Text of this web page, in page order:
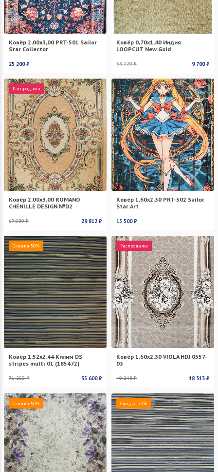
Ковёр 2,00х3,00 PRT-501 Sailor
Star Collector
25 200 ₽
Ковёр 0,70х1,40 Индия
LOOPCUT New Gold
38 220 ₽ 9 700 ₽
Распродажа
Ковёр 2,00х3,00 ROMANO
CHENILLE DESIGN №D2
67 080 ₽ 29 812 ₽
Ковёр 1,60х2,30 PRT-502 Sailor
Star Art
15 500 ₽
Скидка 50%
Ковёр 1,52х2,44 Килим DS
stripes multi 01 (185472)
71 200 ₽ 35 600 ₽
Распродажа
Ковёр 1,60х2,30 VIOLA HDJ 0557-
03
40 248 ₽ 18 313 ₽
Скидка 50% Скидка 50%